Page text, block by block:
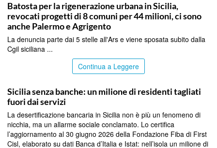
Batosta per la rigenerazione urbana in Sicilia,
revocati progetti di 8 comuni per 44 milioni, ci sono
anche Palermo e Agrigento
La denuncia parte dai 5 stelle all'Ars e viene sposata subito dalla
Cgil siciliana ...
Continua a Leggere
Sicilia senza banche: un milione di residenti tagliati
fuori dai servizi
La desertificazione bancaria in Sicilia non è più un fenomeno di
nicchia, ma un allarme sociale conclamato. Lo certifica
l’aggiornamento al 30 giugno 2026 della Fondazione Fiba di First
Cisl, elaborato su dati Banca d’Italia e Istat: nell’isola un milione di